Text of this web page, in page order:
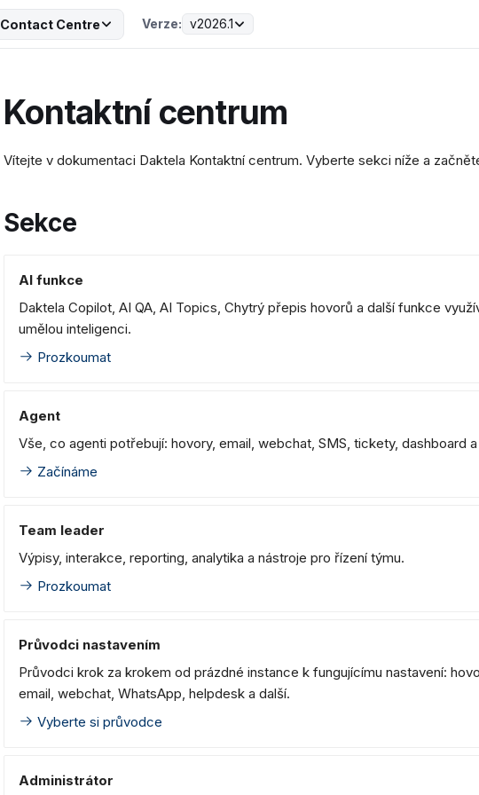
Contact Centre Verze: v2026.1
Kontaktní centrum
Vítejte v dokumentaci Daktela Kontaktní centrum. Vyberte sekci níže a
Sekce
AI funkce
Daktela Copilot, AI QA, AI Topics, Chytrý přepis hovorů a další funkce
umělou inteligenci.
Prozkoumat
Agent
Vše, co agenti potřebují: hovory, email, webchat, SMS, tickety, dashboard
Začínáme
Team leader
Výpisy, interakce, reporting, analytika a nástroje pro řízení týmu.
Prozkoumat
Průvodci nastavením
Průvodci krok za krokem od prázdné instance k fungujícímu nastavení:
email, webchat, WhatsApp, helpdesk a další.
Vyberte si průvodce
Administrátor